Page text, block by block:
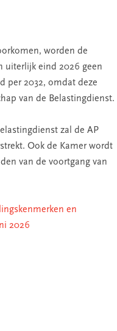
worden de
uiterlijk eind 2026 geen
per 2032, omdat deze
van de Belastingdienst.
zal de AP
Ook de Kamer wordt
van de voortgang van
en
2026